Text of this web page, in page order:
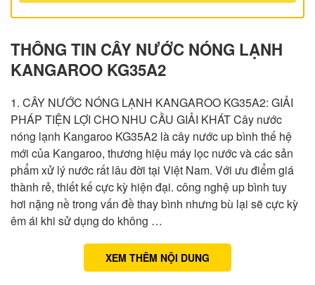
THÔNG TIN CÂY NƯỚC NÓNG LẠNH
KANGAROO KG35A2
1. CÂY NƯỚC NÓNG LẠNH KANGAROO KG35A2: GIẢI
PHÁP TIỆN LỢI CHO NHU CẦU GIẢI KHÁT Cây nước
nóng lạnh Kangaroo KG35A2 là cây nước up bình thế hệ
mới của Kangaroo, thương hiệu máy lọc nước và các sản
phẩm xử lý nước rất lâu đời tại Việt Nam. Với ưu điểm giá
thành rẻ, thiết kế cực kỳ hiện đại. công nghệ up bình tuy
hơi nặng nề trong vấn đề thay bình nhưng bù lại sẽ cực kỳ
êm ái khi sử dụng do không …
XEM THÊM NỘI DUNG